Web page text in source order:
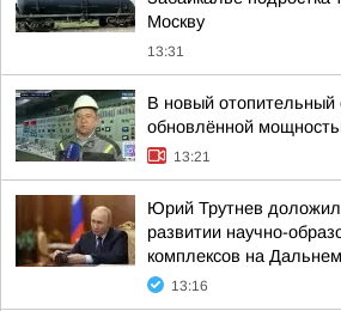
Москву
13:31
В новый
обновлённой
13:21
Юрий Трутнев
развитии научно-
комплексов на
13:16